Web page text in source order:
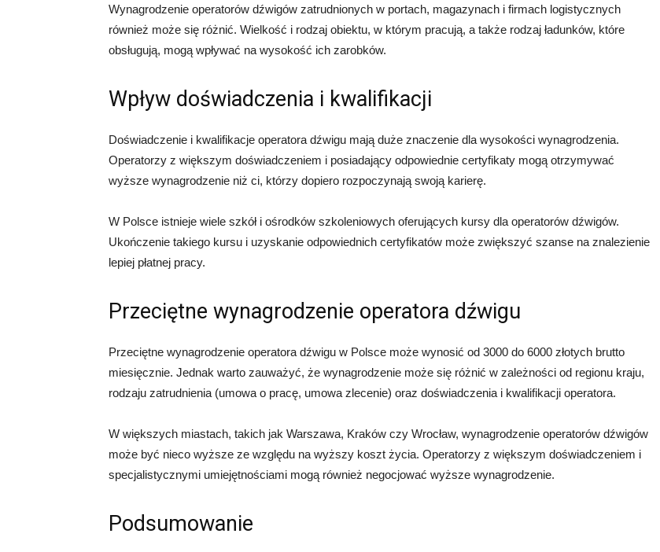
Wynagrodzenie operatorów dźwigów zatrudnionych w portach, magazynach i firmach logistycznych
również może się różnić. Wielkość i rodzaj obiektu, w którym pracują, a także rodzaj ładunków, które
obsługują, mogą wpływać na wysokość ich zarobków.
Wpływ doświadczenia i kwalifikacji
Doświadczenie i kwalifikacje operatora dźwigu mają duże znaczenie dla wysokości wynagrodzenia.
Operatorzy z większym doświadczeniem i posiadający odpowiednie certyfikaty mogą otrzymywać
wyższe wynagrodzenie niż ci, którzy dopiero rozpoczynają swoją karierę.
W Polsce istnieje wiele szkół i ośrodków szkoleniowych oferujących kursy dla operatorów dźwigów.
Ukończenie takiego kursu i uzyskanie odpowiednich certyfikatów może zwiększyć szanse na znalezienie
lepiej płatnej pracy.
Przeciętne wynagrodzenie operatora dźwigu
Przeciętne wynagrodzenie operatora dźwigu w Polsce może wynosić od 3000 do 6000 złotych brutto
miesięcznie. Jednak warto zauważyć, że wynagrodzenie może się różnić w zależności od regionu kraju,
rodzaju zatrudnienia (umowa o pracę, umowa zlecenie) oraz doświadczenia i kwalifikacji operatora.
W większych miastach, takich jak Warszawa, Kraków czy Wrocław, wynagrodzenie operatorów dźwigów
może być nieco wyższe ze względu na wyższy koszt życia. Operatorzy z większym doświadczeniem i
specjalistycznymi umiejętnościami mogą również negocjować wyższe wynagrodzenie.
Podsumowanie